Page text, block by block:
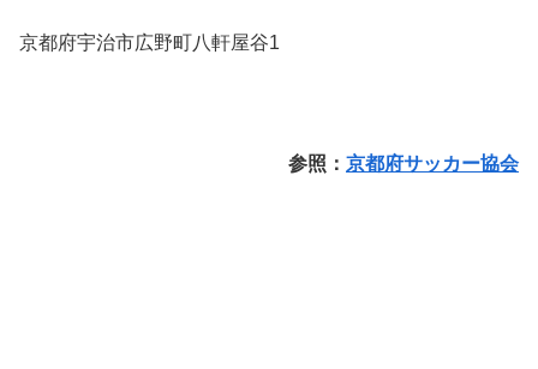
京都府宇治市広野町八軒屋谷1
参照： 京都府サッカー協会